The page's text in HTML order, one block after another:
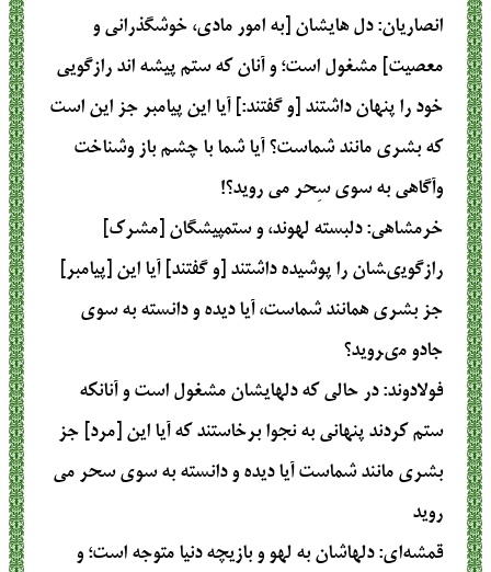
انصاریان: دل هایشان [به امور مادی، خوشگذرانی و
معصیت] مشغول است؛ و آنان که ستم پیشه اند رازگویی
خود را پنهان داشتند [و گفتند:] آیا این پیامبر جز این است
که بشری مانند شماست؟ آیا شما با چشم باز وشناخت
وآگاهی به سوی سِحر می روید؟!
خرمشاهی: دلبسته لهوند، و ستم‏پيشگان [مشرك‏]
رازگويى‏شان را پوشيده داشتند [و گفتند] آيا اين [پيامبر]
جز بشرى همانند شماست، آيا ديده و دانسته به سوى
جادو مى‏رويد؟
فولادوند: در حالى كه دلهايشان مشغول است و آنانكه
ستم كردند پنهانى به نجوا برخاستند كه آيا اين [مرد] جز
بشرى مانند شماست آيا ديده و دانسته به سوى سحر مى
‏رويد
قمشه‌ای: دلهاشان به لهو و بازیچه دنیا متوجه است؛ و